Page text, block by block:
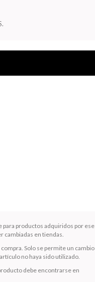
para productos adquiridos por ese
cambiadas en tiendas.
Solo se permite un cambio
no haya sido utilizado.
debe encontrarse en